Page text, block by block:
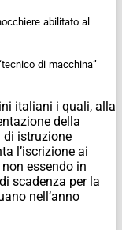
abilitato al
di macchina”
italiani i quali, alla
della
di istruzione
l’iscrizione ai
essendo in
scadenza per la
nell’anno